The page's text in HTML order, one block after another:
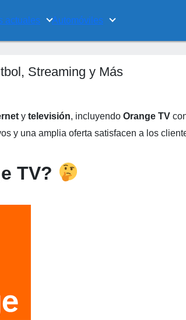
actuales Automóviles
Streaming y Más
y televisión, incluyendo Orange TV
y una amplia oferta satisfacen a los
TV?